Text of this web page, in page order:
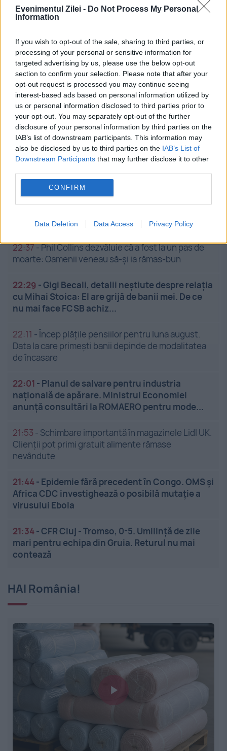
Evenimentul Zilei - Do Not Process My Personal
Information
If you wish to opt-out of the sale, sharing to third parties, or
processing of your personal or sensitive information for
targeted advertising by us, please use the below opt-out
section to confirm your selection. Please note that after your
opt-out request is processed you may continue seeing
interest-based ads based on personal information utilized by
us or personal information disclosed to third parties prior to
your opt-out. You may separately opt-out of the further
disclosure of your personal information by third parties on the
IAB’s list of downstream participants. This information may
also be disclosed by us to third parties on the IAB’s List of
Downstream Participants that may further disclose it to other
CONFIRM
Data Deletion Data Access Privacy Policy
Stiri calde
22:48-România și Turcia, acord strategic pentru
pentru fermierii români
22:37-Phil Collins dezvăluie că a fost la un pas de
moarte: Oamenii veneau să-și ia rămas-bun
22:29 -Gigi Becali, detalii neștiute despre relația
cu Mihai Stoica: El are grijă de banii mei. De ce
nu mai face FCSB achiz...
22:11 -Încep plățile pensiilor pentru luna august.
Data la care primești banii depinde de modalitatea
de încasare
22:01 - Planul de salvare pentru industria
națională de apărare. Ministrul Economiei
anunță consultări la ROMAERO pentru mode...
21:53 - Schimbare importantă în magazinele Lidl UK.
Clienții pot primi gratuit alimente rămase
nevândute
21:44- Epidemie fără precedent în Congo. OMS și
Africa CDC investighează o posibilă mutație a
virusului Ebola
21:34-CFR Cluj - Tromso, 0-5. Umilință de zile
mari pentru echipa din Gruia. Returul nu mai
contează
HAI România!